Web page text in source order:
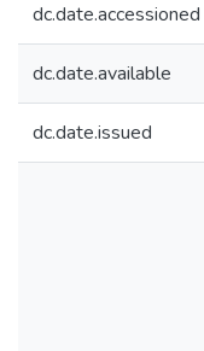
dc.date.accessioned
dc.date.available
dc.date.issued